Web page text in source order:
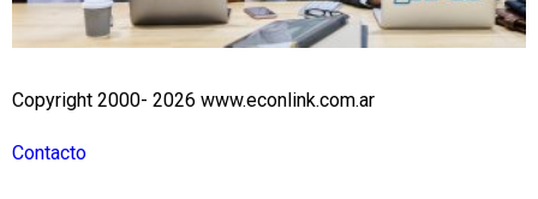
Copyright 2000- 2026 www.econlink.com.ar
Contacto